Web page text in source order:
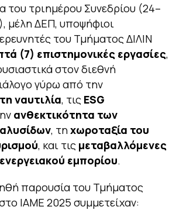
του τριημέρου Συνεδρίου (24–
μέλη ΔΕΠ, υποψήφιοι
του Τμήματος ΔΙΛΙΝ
(7) επιστημονικές εργασίες,
στον διεθνή
γύρω από την
ναυτιλία, τις ESG
ανθεκτικότητα των
, τηχωροταξία του
, και τις μεταβαλλόμενες
εμπορίου.
παρουσία του Τμήματος
ΙΑΜΕ 2025 συμμετείχαν: